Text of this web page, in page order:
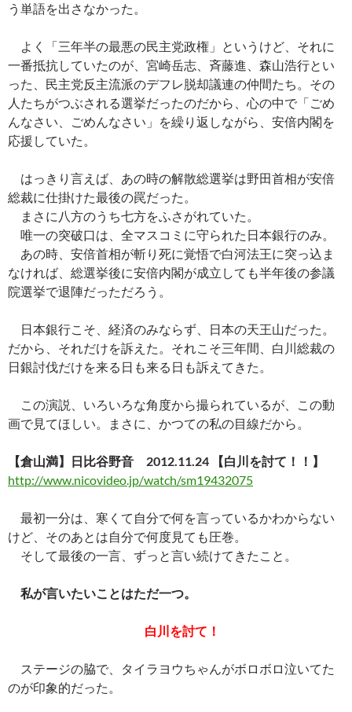
う単語を出さなかった。
よく「三年半の最悪の民主党政権」というけど、それに
一番抵抗していたのが、宮崎岳志、斉藤進、森山浩行とい
った、民主党反主流派のデフレ脱却議連の仲間たち。その
人たちがつぶされる選挙だったのだから、心の中で「ごめ
んなさい、ごめんなさい」を繰り返しながら、安倍内閣を
応援していた。
はっきり言えば、あの時の解散総選挙は野田首相が安倍
総裁に仕掛けた最後の罠だった。
まさに八方のうち七方をふさがれていた。
唯一の突破口は、全マスコミに守られた日本銀行のみ。
あの時、安倍首相が斬り死に覚悟で白河法王に突っ込ま
なければ、総選挙後に安倍内閣が成立しても半年後の参議
院選挙で退陣だっただろう。
日本銀行こそ、経済のみならず、日本の天王山だった。
だから、それだけを訴えた。それこそ三年間、白川総裁の
日銀討伐だけを来る日も来る日も訴えてきた。
この演説、いろいろな角度から撮られているが、この動
画で見てほしい。まさに、かつての私の目線だから。
【倉山満】日比谷野音 2012.11.24 【白川を討て！！】
http://www.nicovideo.jp/watch/sm19432075
最初一分は、寒くて自分で何を言っているかわからない
けど、そのあとは自分で何度見ても圧巻。
そして最後の一言、ずっと言い続けてきたこと。
私が言いたいことはただ一つ。
白川を討て！
ステージの脇で、タイラヨウちゃんがボロボロ泣いてた
のが印象的だった。